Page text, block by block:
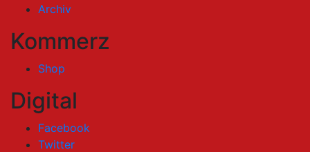
Archiv
Kommerz
Shop
Digital
Facebook
Twitter